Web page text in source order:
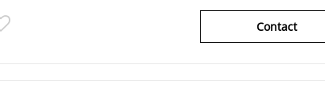
Contact